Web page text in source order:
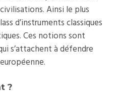
Ainsi le plus
d’instruments classiques
Ces notions sont
s’attachent à défendre
?